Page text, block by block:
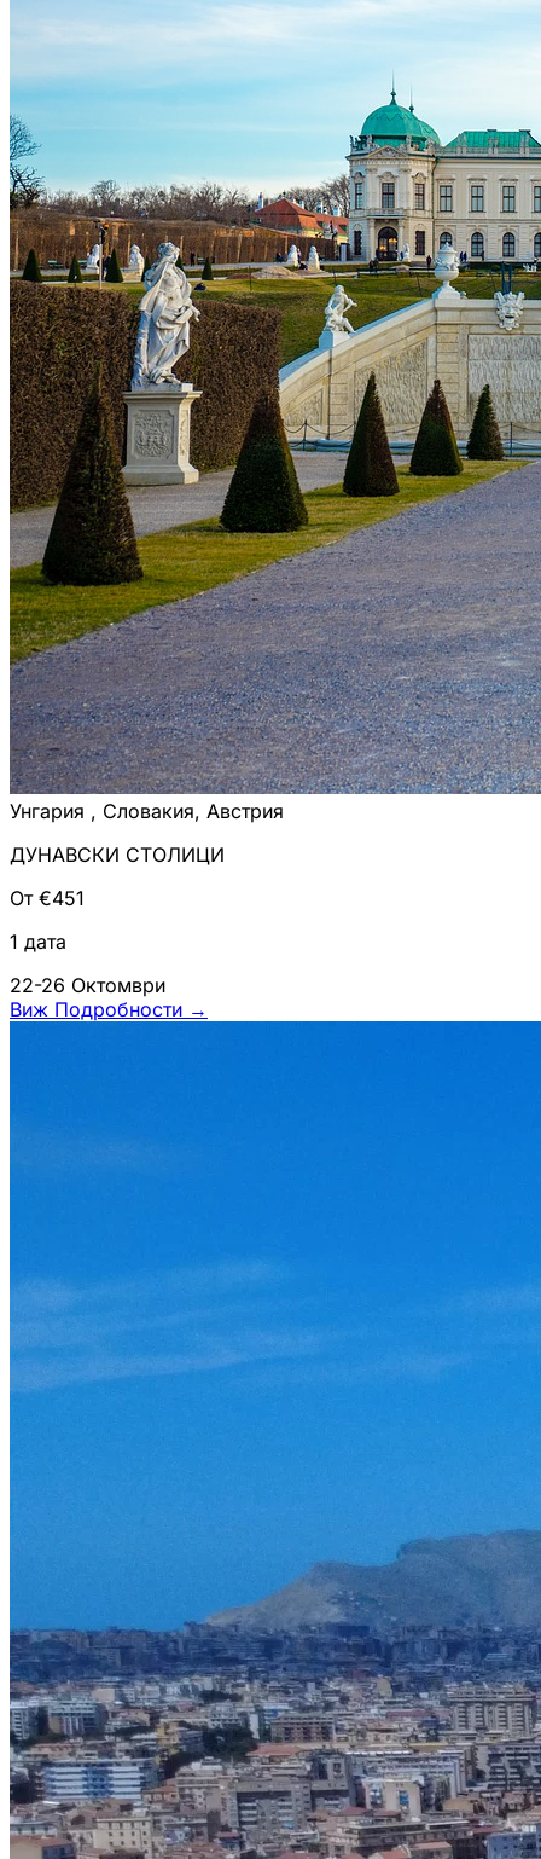
Унгария , Словакия, Австрия
ДУНАВСКИ СТОЛИЦИ
От €451
1 дата
22-26 Октомври
Виж Подробности →